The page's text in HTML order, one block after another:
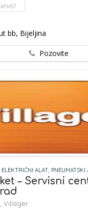
bb, Bijeljina
Pozovite
ELEKTRIČNI ALAT, PNEUMATSKI
– Servisni
Villager